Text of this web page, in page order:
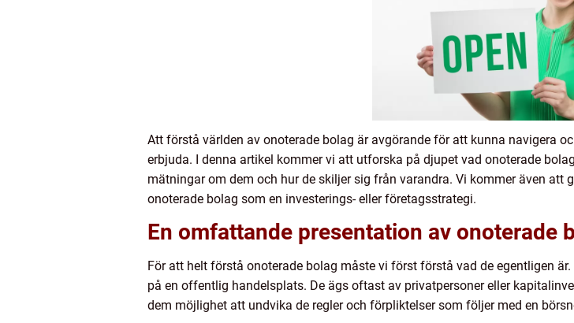
Att förstå världen av onoterade bolag är avgörande för att kunna navigera
erbjuda. I denna artikel kommer vi att utforska på djupet vad onoterade
mätningar om dem och hur de skiljer sig från varandra. Vi kommer även att
onoterade bolag som en investerings- eller företagsstrategi.
En omfattande presentation av onoterade
För att helt förstå onoterade bolag måste vi först förstå vad de egentligen
på en offentlig handelsplats. De ägs oftast av privatpersoner eller
dem möjlighet att undvika de regler och förpliktelser som följer med en